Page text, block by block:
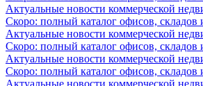
Актуальные новости коммерческой
Скоро: полный каталог офисов,
Актуальные новости коммерческой
Скоро: полный каталог офисов,
Актуальные новости коммерческой
Скоро: полный каталог офисов,
Актуальные новости коммерческой